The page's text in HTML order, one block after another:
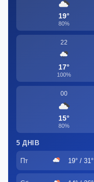
19°
80%
22
17°
100%
00
15°
80%
5 ДНІВ
Пт 19° / 31°